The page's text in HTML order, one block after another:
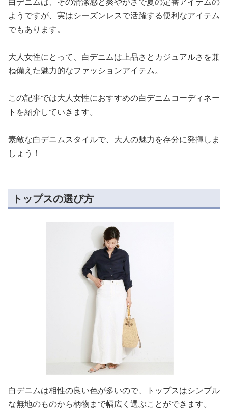
ようですが、実はシーズンレスで活躍する便利なアイテム
でもあります。
大人女性にとって、白デニムは上品さとカジュアルさを兼
ね備えた魅力的なファッションアイテム。
この記事では大人女性におすすめの白デニムコーディネー
トを紹介していきます。
素敵な白デニムスタイルで、大人の魅力を存分に発揮しま
しょう！
トップスの選び方
白デニムは相性の良い色が多いので、トップスはシンプル
な無地のものから柄物まで幅広く選ぶことができます。